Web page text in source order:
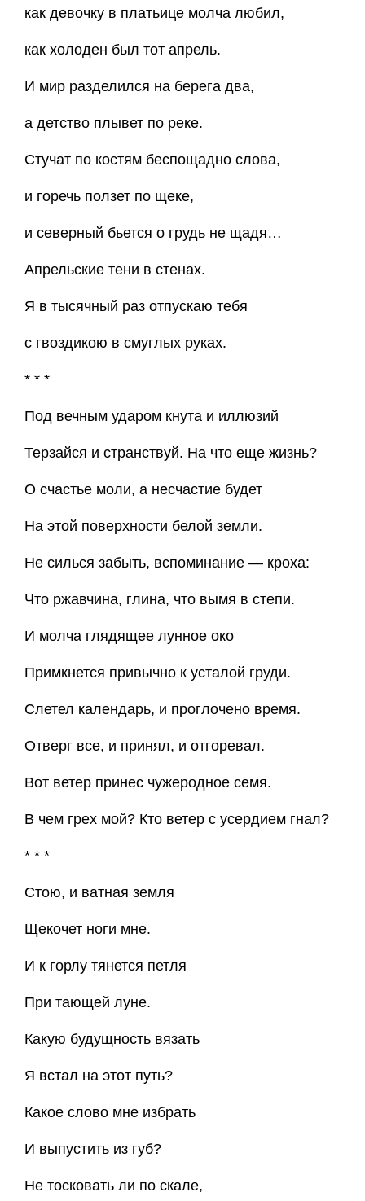
как девочку в платьице молча любил,
как холоден был тот апрель.
И мир разделился на берега два,
а детство плывет по реке.
Стучат по костям беспощадно слова,
и горечь ползет по щеке,
и северный бьется о грудь не щадя…
Апрельские тени в стенах.
Я в тысячный раз отпускаю тебя
с гвоздикою в смуглых руках.
* * *
Под вечным ударом кнута и иллюзий
Терзайся и странствуй. На что еще жизнь?
О счастье моли, а несчастие будет
На этой поверхности белой земли.
Не силься забыть, вспоминание — кроха:
Что ржавчина, глина, что вымя в степи.
И молча глядящее лунное око
Примкнется привычно к усталой груди.
Слетел календарь, и проглочено время.
Отверг все, и принял, и отгоревал.
Вот ветер принес чужеродное семя.
В чем грех мой? Кто ветер с усердием гнал?
* * *
Стою, и ватная земля
Щекочет ноги мне.
И к горлу тянется петля
При тающей луне.
Какую будущность вязать
Я встал на этот путь?
Какое слово мне избрать
И выпустить из губ?
Не тосковать ли по скале,